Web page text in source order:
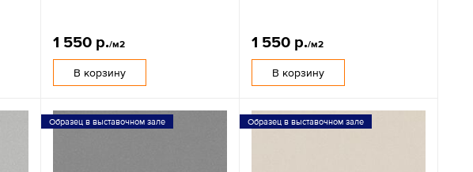
1 550 р./м2
В корзину
1 550 р./м2
В корзину
Образец в выставочном зале Образец в выставочном зале